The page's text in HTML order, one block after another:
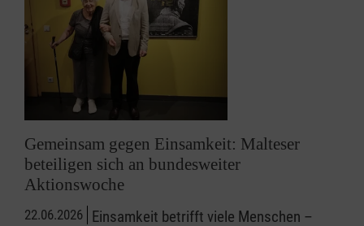
Gemeinsam gegen Einsamkeit: Malteser
beteiligen sich an bundesweiter
Aktionswoche
22.06.2026 Einsamkeit betrifft viele Menschen –